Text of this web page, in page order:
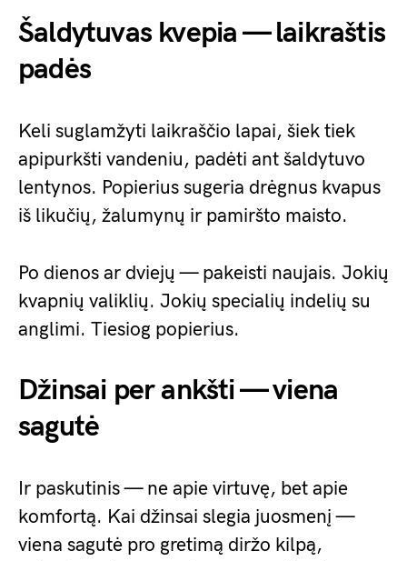
Šaldytuvas kvepia — laikraštis
padės
Keli suglamžyti laikraščio lapai, šiek tiek
apipurkšti vandeniu, padėti ant šaldytuvo
lentynos. Popierius sugeria drėgnus kvapus
iš likučių, žalumynų ir pamiršto maisto.
Po dienos ar dviejų — pakeisti naujais. Jokių
kvapnių valiklių. Jokių specialių indelių su
anglimi. Tiesiog popierius.
Džinsai per ankšti — viena
sagutė
Ir paskutinis — ne apie virtuvę, bet apie
komfortą. Kai džinsai slegia juosmenį —
viena sagutė pro gretimą diržo kilpą,